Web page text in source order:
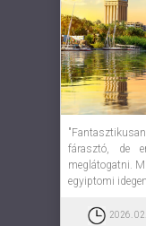
fárasztó, de
meglátogatni.
egyiptomi
2026.